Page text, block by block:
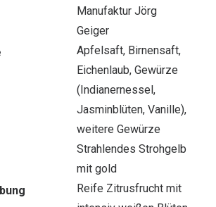
Manufaktur Jörg
Geiger
Apfelsaft, Birnensaft,
Eichenlaub, Gewürze
(Indianernessel,
Jasminblüten, Vanille),
weitere Gewürze
Strahlendes Strohgelb
mit gold
Reife Zitrusfrucht mit